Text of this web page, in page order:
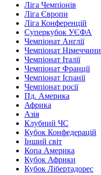
Ліга Чемпіонів
Ліга Європи
Ліга Конференцій
Суперкубок УЄФА
Чемпіонат Англії
Чемпіонат Німеччини
Чемпіонат Італії
Чемпіонат Франції
Чемпіонат Іспанії
Чемпіонат росії
Пд. Америка
Африка
Азія
Клубний ЧС
Кубок Конфедерацій
Інший світ
Копа Америка
Кубок Африки
Кубок Лібертадорес